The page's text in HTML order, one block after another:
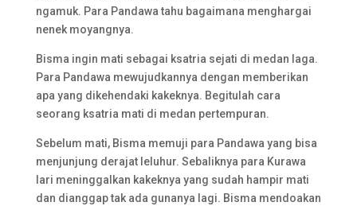
ngamuk. Para Pandawa tahu bagaimana menghargai
nenek moyangnya.
Bisma ingin mati sebagai ksatria sejati di medan laga.
Para Pandawa mewujudkannya dengan memberikan
apa yang dikehendaki kakeknya. Begitulah cara
seorang ksatria mati di medan pertempuran.
Sebelum mati, Bisma memuji para Pandawa yang bisa
menjunjung derajat leluhur. Sebaliknya para Kurawa
lari meninggalkan kakeknya yang sudah hampir mati
dan dianggap tak ada gunanya lagi. Bisma mendoakan